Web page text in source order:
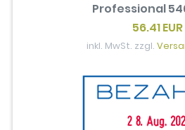
Professional
56.41 EUR
inkl. MwSt. zzgl.